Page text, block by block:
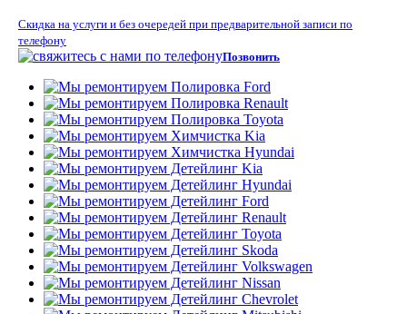
Скидка на услуги и без очередей при предварительной записи по
телефону
Позвонить